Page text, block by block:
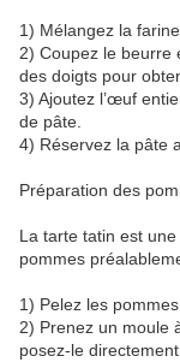
1) Mélangez la
2) Coupez le beurre
des doigts pour
3) Ajoutez l’œuf
de pâte.
4) Réservez la pâte
Préparation des
La tarte tatin est
pommes
1) Pelez les
2) Prenez un moule
posez-le directement